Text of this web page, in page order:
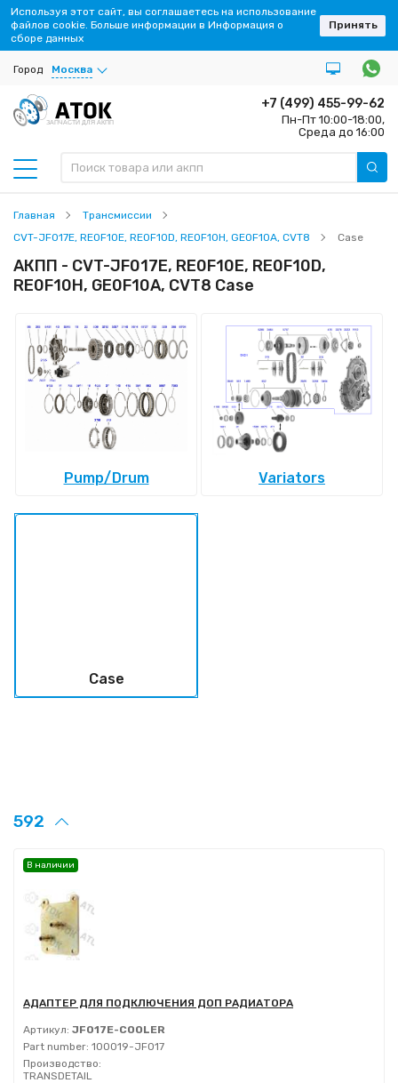
Город Москва
ЗАПЧАСТИ ДЛЯ АКПП
+7 (499) 455-99-62
Пн-Пт 10:00-18:00,
Среда до 16:00
Главная
Трансмиссии
CVT-JF017E, RE0F10E, RE0F10D, RE0F10H, GE0F10A, CVT8
Case
АКПП - CVT-JF017E, RE0F10E, RE0F10D,
RE0F10H, GE0F10A, CVT8 Case
Pump/Drum Variators
Case
592
АДАПТЕР ДЛЯ ПОДКЛЮЧЕНИЯ ДОП РАДИАТОРА
Артикул: JF017E-COOLER
Part number: 100019-JF017
Производство:
TRANSDETAIL
В наличии
Используя этот сайт, вы соглашаетесь на использование
файлов cookie. Больше информации в Информация о
сборе данных
Принять